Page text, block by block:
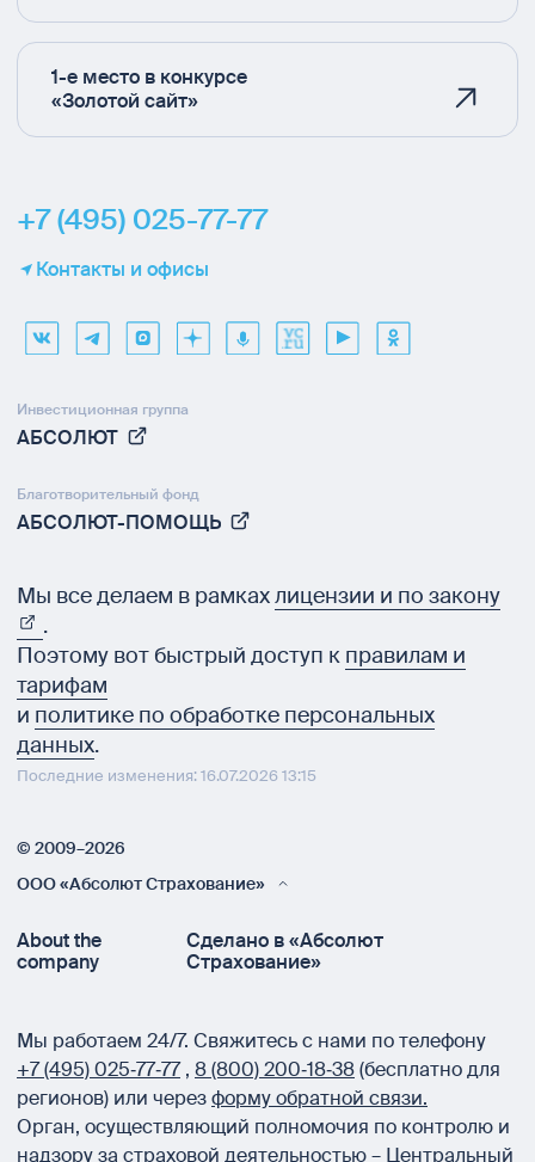
1-е место в конкурсе
«Золотой сайт»
+7 (495) 025-77-77
Контакты и офисы
Инвестиционная группа
АБСОЛЮТ
Благотворительный фонд
АБСОЛЮТ-ПОМОЩЬ
Мы все делаем в рамкахлицензии и по закону
.
Поэтому вот быстрый доступ к правилам и
тарифам
и политике по обработке персональных
данных.
Последние изменения: 16.07.2026 13:15
© 2009–2026
ООО «Абсолют Страхование»
About the
company
Сделано в «Абсолют
Страхование»
Мы работаем 24/7. Свяжитесь с нами по телефону
+7 (495) 025‑77‑77 , 8 (800) 200‑18‑38(бесплатно для
регионов) или черезформу обратной связи.
Орган, осуществляющий полномочия по контролю и
надзору за страховой деятельностью – Центральный